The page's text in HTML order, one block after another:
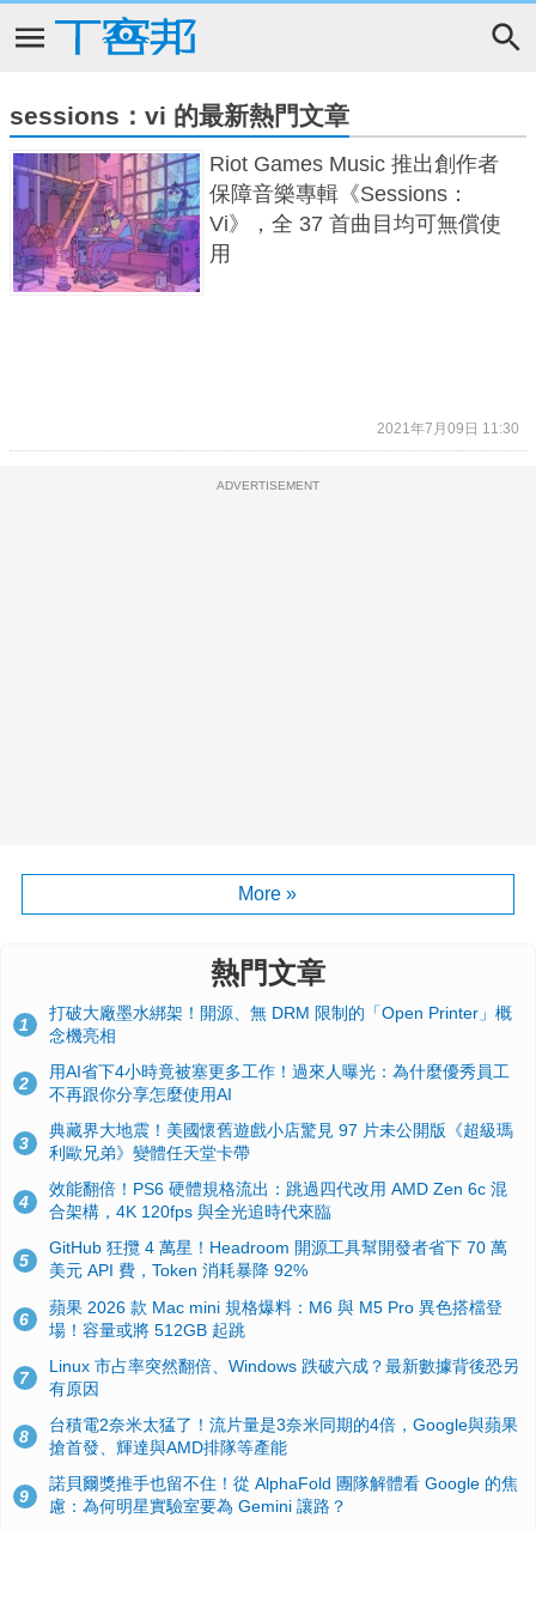
sessions：vi 的最新熱門文章
Riot Games Music 推出創作者
保障音樂專輯《Sessions：
Vi》，全 37 首曲目均可無償使
用
2021年7月09日 11:30
ADVERTISEMENT
More »
熱門文章
1
打破大廠墨水綁架！開源、無 DRM 限制的「Open Printer」概
念機亮相
2
用AI省下4小時竟被塞更多工作！過來人曝光：為什麼優秀員工
不再跟你分享怎麼使用AI
3
典藏界大地震！美國懷舊遊戲小店驚見 97 片未公開版《超級瑪
利歐兄弟》變體任天堂卡帶
4
效能翻倍！PS6 硬體規格流出：跳過四代改用 AMD Zen 6c 混
合架構，4K 120fps 與全光追時代來臨
5
GitHub 狂攬 4 萬星！Headroom 開源工具幫開發者省下 70 萬
美元 API 費，Token 消耗暴降 92%
6
蘋果 2026 款 Mac mini 規格爆料：M6 與 M5 Pro 異色搭檔登
場！容量或將 512GB 起跳
7
Linux 市占率突然翻倍、Windows 跌破六成？最新數據背後恐另
有原因
8
台積電2奈米太猛了！流片量是3奈米同期的4倍，Google與蘋果
搶首發、輝達與AMD排隊等產能
9
諾貝爾獎推手也留不住！從 AlphaFold 團隊解體看 Google 的焦
慮：為何明星實驗室要為 Gemini 讓路？